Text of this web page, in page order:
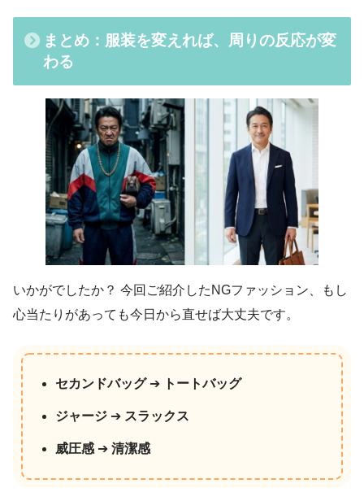
まとめ：服装を変えれば、周りの反応が変
わる
いかがでしたか？ 今回ご紹介したNGファッション、もし
心当たりがあっても今日から直せば大丈夫です。
セカンドバッグ➔ トートバッグ
ジャージ ➔ スラックス
威圧感 ➔ 清潔感